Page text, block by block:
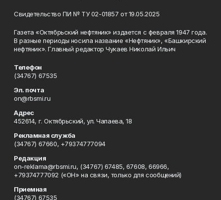
Свидетельство ПИ № ТУ 02-01857 от 19.05.2025
Газета «Октябрьский нефтяник» издается с февраля 1947 года.
В разные периоды носила название «Нефтяник», «Башкирский
нефтяник». Главный редактор Чукаев Николай Ильич
Телефон
(34767) 67535
Эл. почта
on@rbsmi.ru
Адрес
452614, г. Октябрьский, ул. Чапаева, 18
Рекламная служба
(34767) 67660, +79374777094
Редакция
on-reklama@rbsmi.ru, (34767) 67485, 67608, 66966,
+79374777092 («ОН» на связи, только для сообщений)
Приемная
(34767) 67535